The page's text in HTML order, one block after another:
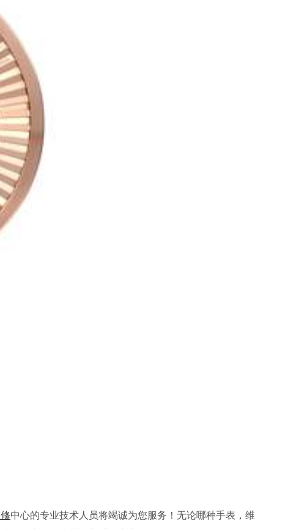
中心的专业技术人员将竭诚为您服务！无论哪种手表，维